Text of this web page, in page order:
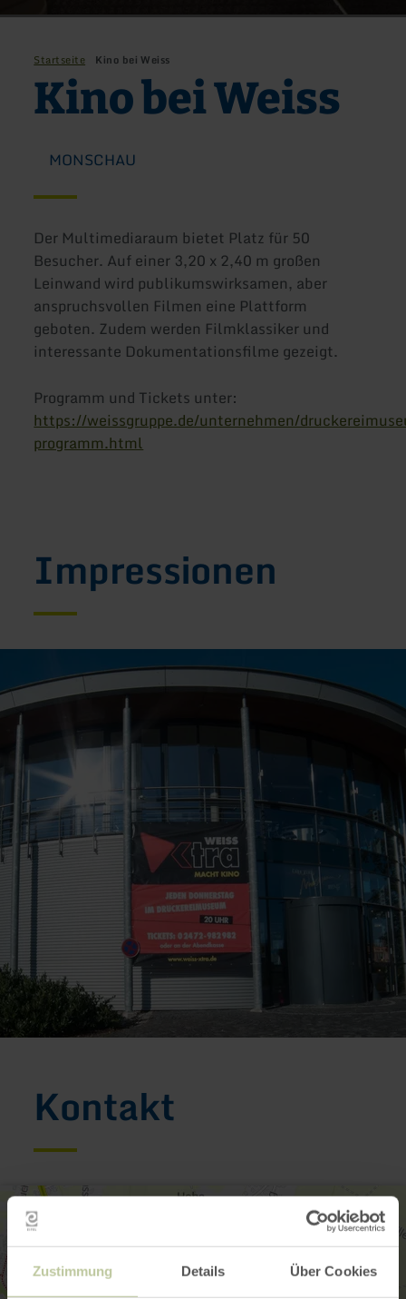
Zustimmung Details Über Cookies
Startseite Kino bei Weiss
Kino bei Weiss
MONSCHAU
Der Multimediaraum bietet Platz für 50
Besucher. Auf einer 3,20 x 2,40 m großen
Leinwand wird publikumswirksamen, aber
anspruchsvollen Filmen eine Plattform
geboten. Zudem werden Filmklassiker und
interessante Dokumentationsfilme gezeigt.
Programm und Tickets unter:
https://weissgruppe.de/unternehmen/
programm.html
Impressionen
Kontakt